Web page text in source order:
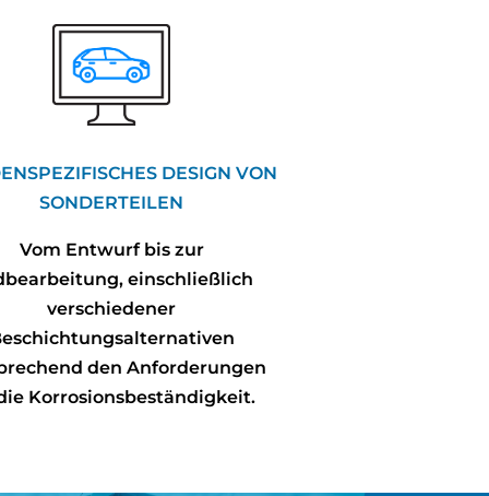
DESIGN VON
SONDERTEILEN
Vom Entwurf bis zur
einschließlich
verschiedener
den Anforderungen
Korrosionsbeständigkeit.